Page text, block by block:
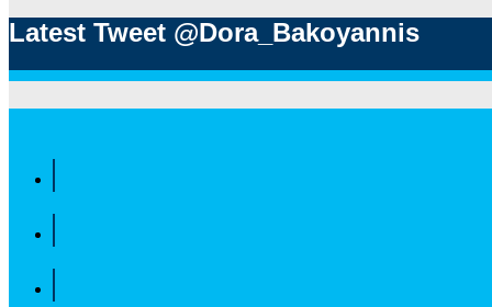
Latest Tweet @Dora_Bakoyannis